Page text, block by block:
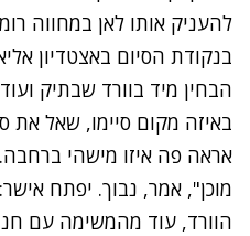
להעניק אותו לאן במחווה
בנקודת הסיום באצטדיון
הבחין מיד בוורד שבתיק
באיזה מקום סיימו, שאל את
אראה פה איזו מישהי ברחבה.
מוכן", אמר, נבוך. יפתח
הוורד, עוד מהמשימה עם